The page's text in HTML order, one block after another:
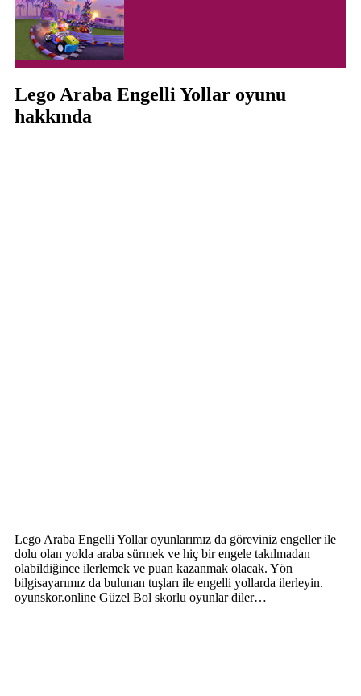
Lego Araba Engelli Yollar oyunu
hakkında
Lego Araba Engelli Yollar oyunlarımız da göreviniz engeller ile
dolu olan yolda araba sürmek ve hiç bir engele takılmadan
olabildiğince ilerlemek ve puan kazanmak olacak. Yön
bilgisayarımız da bulunan tuşları ile engelli yollarda ilerleyin.
oyunskor.online Güzel Bol skorlu oyunlar diler…